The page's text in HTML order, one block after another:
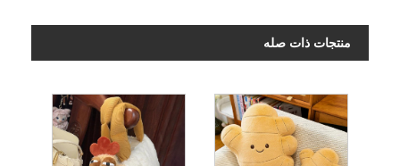
منتجات ذات صله